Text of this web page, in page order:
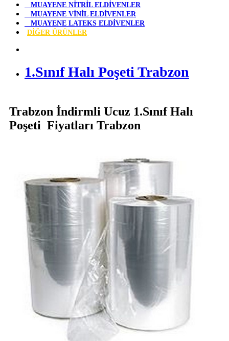
MUAYENE NİTRİL ELDİVENLER
MUAYENE VİNİL ELDİVENLER
MUAYENE LATEKS ELDİVENLER
DİĞER ÜRÜNLER
1.Sınıf Halı Poşeti Trabzon
Trabzon İndirmli Ucuz 1.Sınıf Halı
Poşeti Fiyatları Trabzon